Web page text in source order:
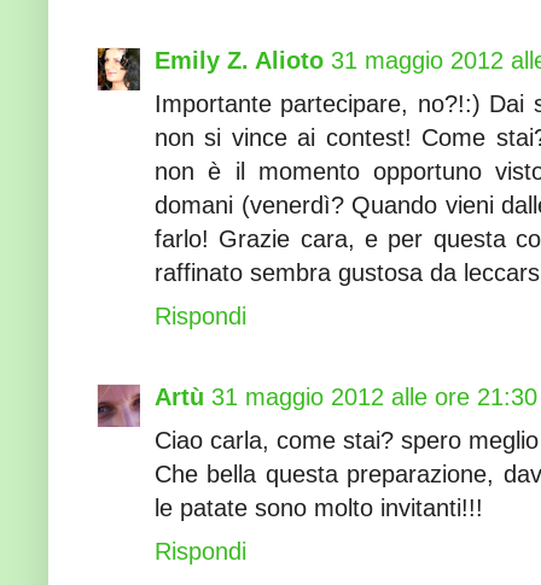
Emily Z. Alioto 31 maggio 2012
Importante partecipare, no?!:)
non si vince ai contest! Come
non è il momento opportuno
domani (venerdì? Quando vieni
farlo! Grazie cara, e per questa
raffinato sembra gustosa da
Rispondi
Artù 31 maggio 2012 alle ore 21:30
Ciao carla, come stai? spero
Che bella questa preparazione,
le patate sono molto invitanti!!!
Rispondi